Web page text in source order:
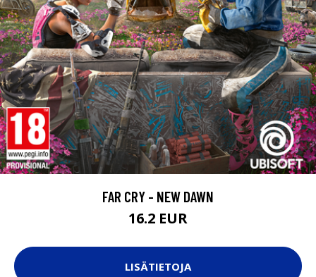
FAR CRY - NEW DAWN
16.2 EUR
LISÄTIETOJA